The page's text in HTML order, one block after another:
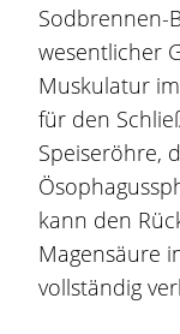
Sodbrennen-
wesentlicher
Muskulatur
für den
Speiseröhre,
kann den
Magensäure
vollständig